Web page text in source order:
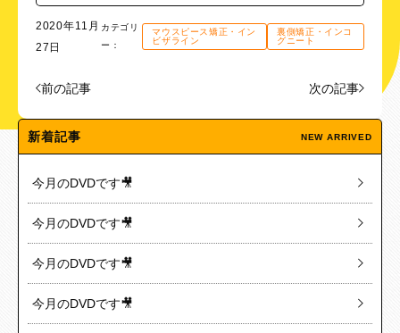
2020年11月
27日
カテゴリ
ー：
マウスピース矯正・イン
ビザライン
裏側矯正・インコ
グニート
前の記事 次の記事
新着記事 NEW ARRIVED
今月のDVDです🎥
今月のDVDです🎥
今月のDVDです🎥
今月のDVDです🎥